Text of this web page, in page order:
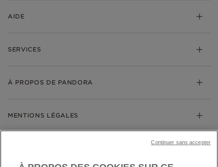
Bijoux
Trouver une boutique
AIDE
Suivre ma commande
Échanges et retours
Prix en ligne et en boutique
Plan du site
SERVICES
Gravure
À PROPOS DE PANDORA
Carrières
MENTIONS LÉGALES
Politique des cookies
Continuer sans accepter